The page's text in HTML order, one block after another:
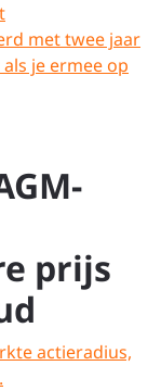
met twee jaar
je ermee op
prijs
actieradius,